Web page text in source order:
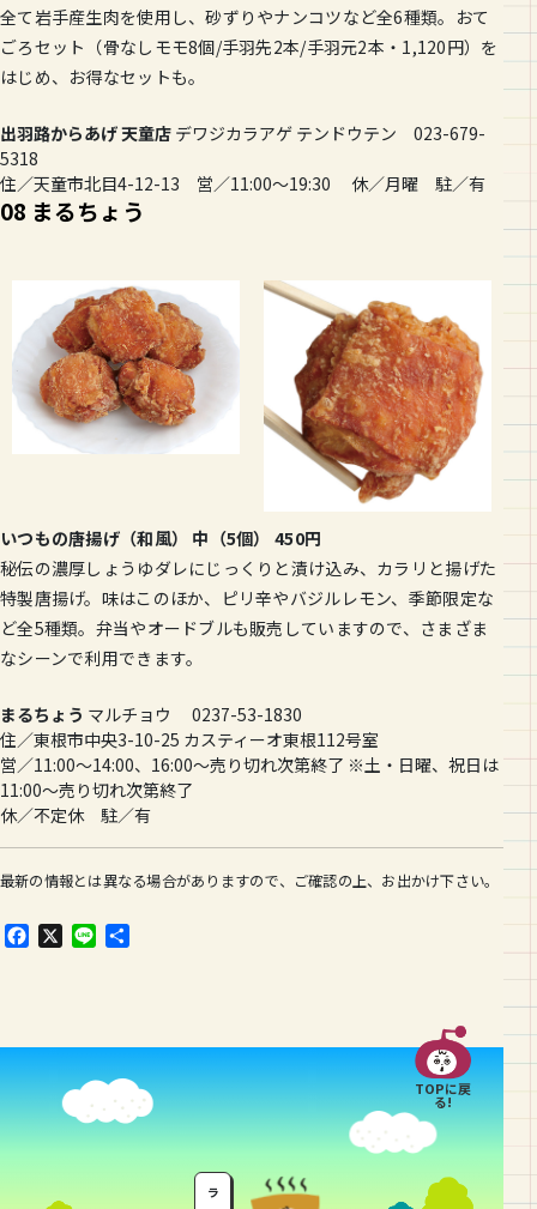
全て岩手産生肉を使用し、砂ずりやナンコツなど全6種類。おて
ごろセット（骨なしモモ8個/手羽先2本/手羽元2本・1,120円）を
はじめ、お得なセットも。
出羽路からあげ 天童店 デワジカラアゲ テンドウテン 023-679-
5318
住／天童市北目4-12-13 営／11:00〜19:30 休／月曜 駐／有
08 まるちょう
いつもの唐揚げ（和風） 中（5個） 450円
秘伝の濃厚しょうゆダレにじっくりと漬け込み、カラリと揚げた
特製唐揚げ。味はこのほか、ピリ辛やバジルレモン、季節限定な
ど全5種類。弁当やオードブルも販売していますので、さまざま
なシーンで利用できます。
まるちょう マルチョウ 0237-53-1830
住／東根市中央3-10-25 カスティーオ東根112号室
営／11:00〜14:00、16:00〜売り切れ次第終了 ※土・日曜、祝日は
11:00〜売り切れ次第終了
休／不定休 駐／有
最新の情報とは異なる場合がありますので、ご確認の上、お出かけ下さい。
F
o
o
k
X
L
TOPに戻
る!
ラ